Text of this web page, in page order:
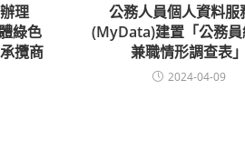
理
綠色
攬商
公務人員個人資料服
(MyData)建置「公務
兼職情形調查表」
2024-04-09